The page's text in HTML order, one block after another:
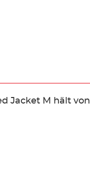
Jacket M hält von